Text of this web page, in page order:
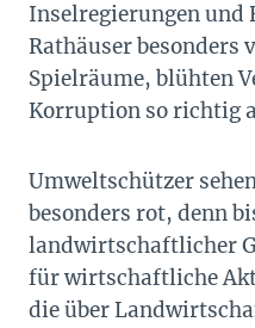
Inselregierungen und
Rathäuser besonders
Spielräume, blühten
Korruption so richtig
Umweltschützer
besonders rot, denn
landwirtschaftlicher
für wirtschaftliche
die über